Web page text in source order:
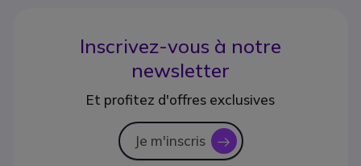
Inscrivez-vous à notre
newsletter
Et profitez d'offres exclusives
Je m'inscris icon